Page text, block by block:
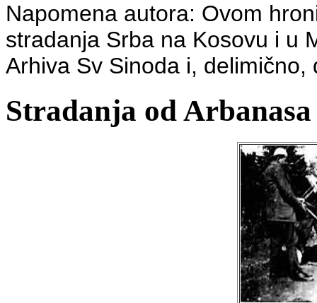
Napomena autora: Ovom
stradanja Srba na Kosovu i u
Arhiva Sv Sinoda i, delimično,
Stradanja od